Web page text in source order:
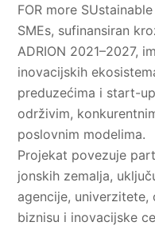
FOR more
SMEs, sufinansiran
ADRION 2021–2027,
inovacijskih
preduzećima i start-
održivim,
poslovnim modelima.
Projekat povezuje
jonskih zemalja,
agencije,
biznisu i inovacijske